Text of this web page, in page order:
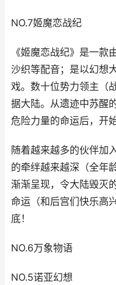
NO.7姬魔恋战纪
《姬魔恋战纪》是一款
沙织等配音；是以幻想
戏。数十位势力领主（
据大陆。从遗迹中苏醒
危险力量的命运后，开
随着越来越多的伙伴加
的牵绊越来越深（全年
渐渐呈现，令大陆毁灭
命运（和后宫们快乐高
底！
NO.6万象物语
NO.5诺亚幻想